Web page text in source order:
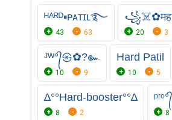
ᴴᴬᴿᴰ▪ᴘᴀᴛɪʟ࿐
43 63 20 3
ᴶᵂ°᭄㉿✿?๛
10 9
Hard Patil
10 5
∆°°Hard-booster°°∆
8 2 8